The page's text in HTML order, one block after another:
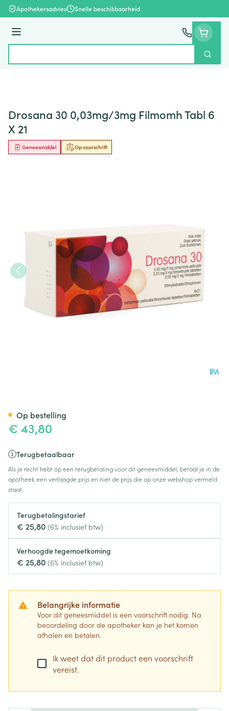
Ga naar de inhoud
Apothekersadvies Snelle beschikbaarheid
Menu
Zoek
Drosana 30 0,03mg/3mg Filmomh Tabl 6
X 21
Op voorschrift
Geneesmiddel
€ 43,80
Terugbetaalbaar
Als je recht hebt op een terugbetaling voor dit geneesmiddel, betaal je in de
apotheek een verlaagde prijs en niet de prijs die op onze webshop vermeld
staat.
Terugbetalingstarief
€ 25,80 (6% inclusief btw)
Verhoogde tegemoetkoming
€ 25,80 (6% inclusief btw)
Belangrijke informatie
Voor dit geneesmiddel is een voorschrift nodig. Na
beoordeling door de apotheker kan je het komen
afhalen en betalen.
Ik weet dat dit product een voorschrift
vereist.
Op bestelling